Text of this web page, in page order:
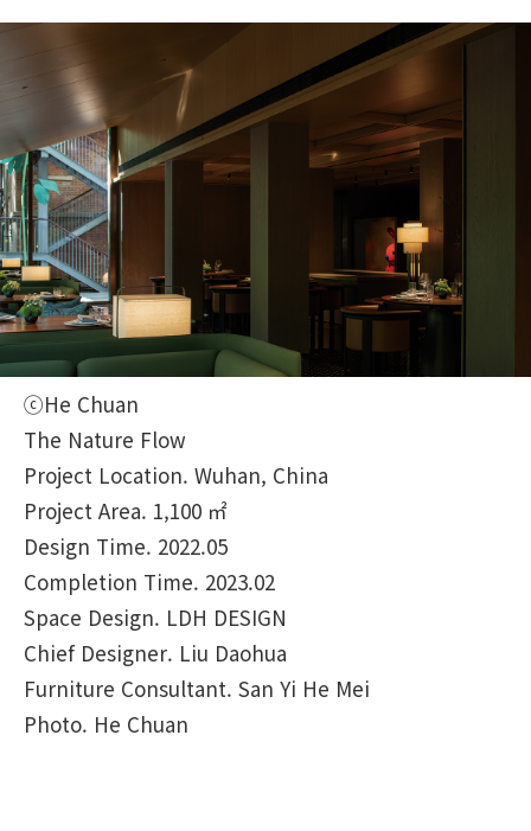
ⓒHe Chuan
The Nature Flow
Project Location. Wuhan, China
Project Area. 1,100 ㎡
Design Time. 2022.05
Completion Time. 2023.02
Space Design. LDH DESIGN
Chief Designer. Liu Daohua
Furniture Consultant. San Yi He Mei
Photo. He Chuan